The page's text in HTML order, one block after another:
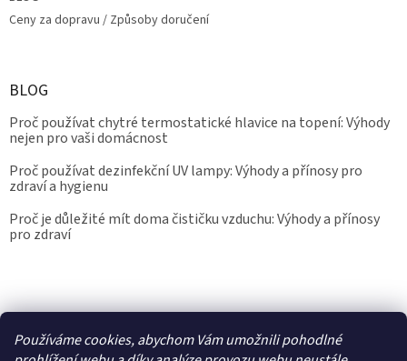
Používáme cookies, abychom Vám umožnili pohodlné
Ceny za dopravu / Způsoby doručení
BLOG
Proč používat chytré termostatické hlavice na topení: Výhody
nejen pro vaši domácnost
Proč používat dezinfekční UV lampy: Výhody a přínosy pro
zdraví a hygienu
Proč je důležité mít doma čističku vzduchu: Výhody a přínosy
pro zdraví